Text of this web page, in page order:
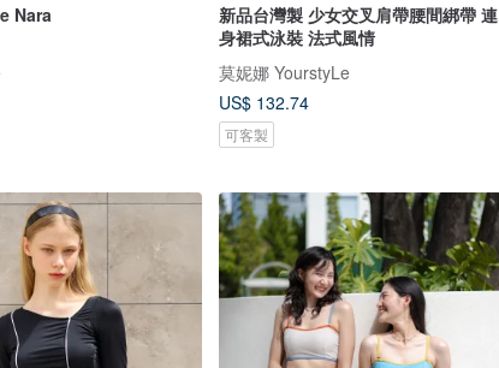
Nara
新品台灣製 少女交叉肩帶腰間綁帶 連
身裙式泳裝 法式風情
莫妮娜 YourstyLe
US$ 132.74
可客製